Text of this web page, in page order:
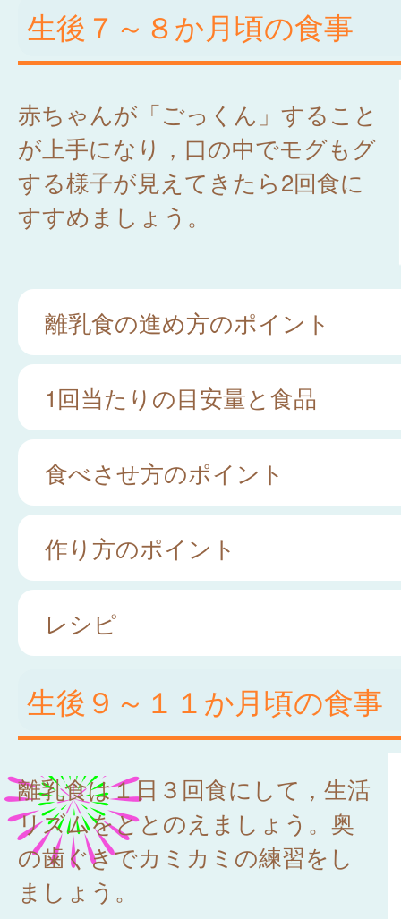
生後７～８か月頃の食事
赤ちゃんが「ごっくん」すること
が上手になり，口の中でモグもグ
する様子が見えてきたら2回食に
すすめましょう。
離乳食の進め方のポイント
1回当たりの目安量と食品
食べさせ方のポイント
作り方のポイント
レシピ
生後９～１１か月頃の食事
離乳食は１日３回食にして，生活
リズムをととのえましょう。奥
の歯ぐきでカミカミの練習をし
ましょう。